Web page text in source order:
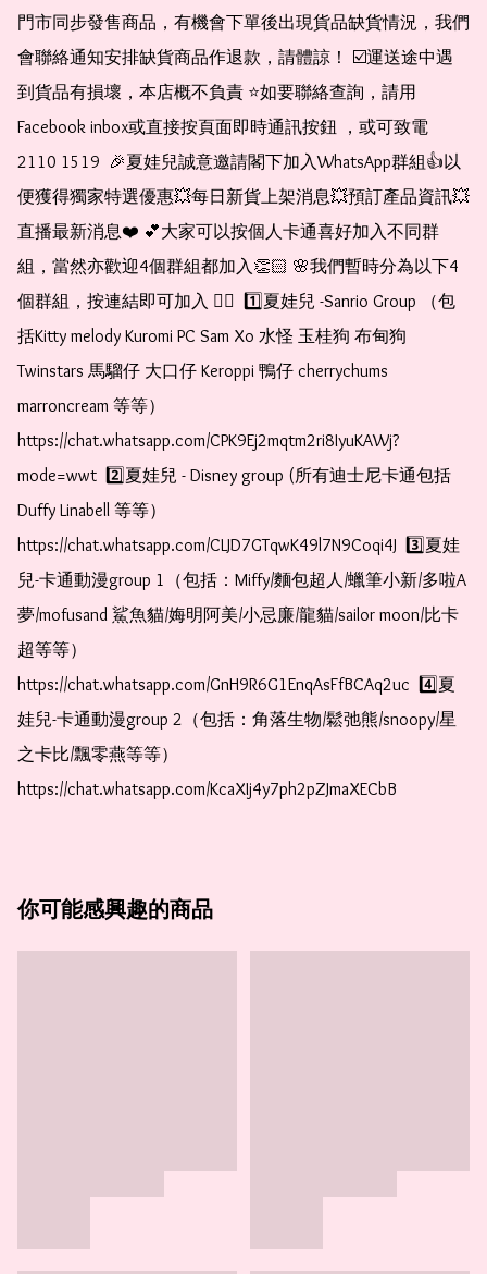
門市同步發售商品，有機會下單後出現貨品缺貨情況，我們
會聯絡通知安排缺貨商品作退款，請體諒！ ☑️運送途中遇
到貨品有損壞，本店概不負責 ⭐️如要聯絡查詢，請用
Facebook inbox或直接按頁面即時通訊按鈕 ，或可致電
2110 1519  🎉夏娃兒誠意邀請閣下加入WhatsApp群組👍以
便獲得獨家特選優惠💥每日新貨上架消息💥預訂產品資訊💥
直播最新消息❤️ 💕大家可以按個人卡通喜好加入不同群
組，當然亦歡迎4個群組都加入👏🏻 🌸我們暫時分為以下4
個群組，按連結即可加入 👇🏻  1️⃣夏娃兒 -Sanrio Group （包
括Kitty melody Kuromi PC Sam Xo 水怪 玉桂狗 布甸狗
Twinstars 馬騮仔 大口仔 Keroppi 鴨仔 cherrychums
marroncream 等等）
https://chat.whatsapp.com/CPK9Ej2mqtm2ri8IyuKAWj?
mode=wwt  2️⃣夏娃兒 - Disney group (所有迪士尼卡通包括
Duffy Linabell 等等）
https://chat.whatsapp.com/CLJD7GTqwK49l7N9Coqi4J  3️⃣夏娃
兒-卡通動漫group 1（包括：Miffy/麵包超人/蠟筆小新/多啦A
夢/mofusand 鯊魚貓/娒明阿美/小忌廉/龍貓/sailor moon/比卡
超等等）
https://chat.whatsapp.com/GnH9R6G1EnqAsFfBCAq2uc  4️⃣夏
娃兒-卡通動漫group 2（包括：角落生物/鬆弛熊/snoopy/星
之卡比/飄零燕等等）
https://chat.whatsapp.com/KcaXIj4y7ph2pZJmaXECbB
你可能感興趣的商品